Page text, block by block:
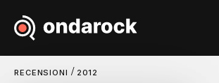
RECENSIONI / 2012